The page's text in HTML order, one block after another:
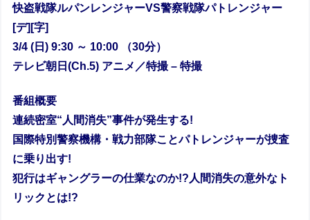
快盗戦隊ルパンレンジャーVS警察戦隊パトレンジャー
[デ][字]
3/4 (日) 9:30 ～ 10:00 （30分）
テレビ朝日(Ch.5) アニメ／特撮 – 特撮
番組概要
連続密室“人間消失”事件が発生する!
国際特別警察機構・戦力部隊ことパトレンジャーが捜査
に乗り出す!
犯行はギャングラーの仕業なのか!?人間消失の意外なト
リックとは!?